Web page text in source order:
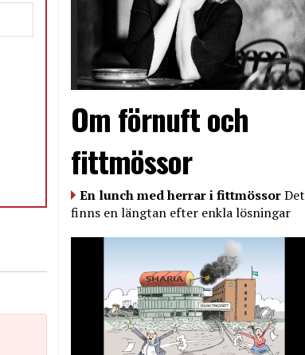
Om förnuft och
fittmössor
En lunch med herrar i fittmössorDet
finns en längtan efter enkla lösningar